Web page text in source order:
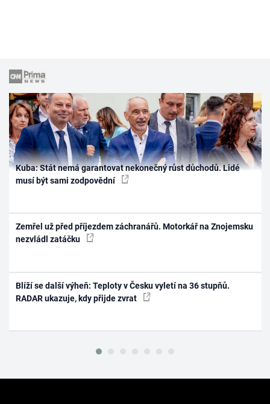
Kuba: Stát nemá garantovat nekonečný růst důchodů. Lidé
musí být sami zodpovědní
Zemřel už před příjezdem záchranářů. Motorkář na Znojemsku
nezvládl zatáčku
Blíží se další výheň: Teploty v Česku vyletí na 36 stupňů.
RADAR ukazuje, kdy přijde zvrat